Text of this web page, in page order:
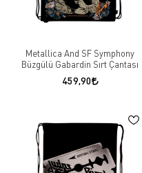
Metallica And SF Symphony
Büzgülü Gabardin Sırt Çantası
459,90